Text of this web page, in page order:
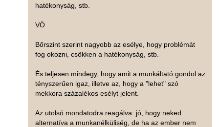
hatékonyság, stb.
VÖ
Bőrszint szerint nagyobb az esélye, hogy problémát
fog okozni, csökken a hatékonyság, stb.
És teljesen mindegy, hogy amit a munkáltató gondol az
tényszerűen igaz, illetve az, hogy a "lehet" szó
mekkora százalékos esélyt jelent.
Az utolsó mondatodra reagálva: jó, hogy neked
alternatíva a munkanélküliség, de ha az ember nem